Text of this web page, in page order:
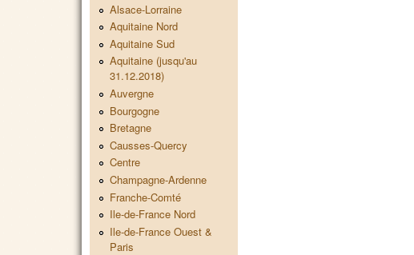
Alsace-Lorraine
Aquitaine Nord
Aquitaine Sud
Aquitaine (jusqu'au
31.12.2018)
Auvergne
Bourgogne
Bretagne
Causses-Quercy
Centre
Champagne-Ardenne
Franche-Comté
Ile-de-France Nord
Ile-de-France Ouest &
Paris